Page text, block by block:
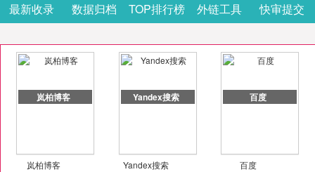
最新收录
数据归档 TOP排行榜 外链工具 快审提交
岚柏博客
岚柏博客
Yandex搜索
Yandex搜索
百度
百度